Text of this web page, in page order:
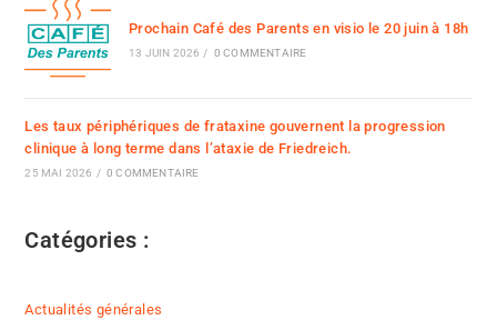
Prochain Café des Parents en visio le 20 juin à 18h
13 JUIN 2026 / 0 COMMENTAIRE
Les taux périphériques de frataxine gouvernent la progression
clinique à long terme dans l’ataxie de Friedreich.
25 MAI 2026 / 0 COMMENTAIRE
Catégories :
Actualités générales